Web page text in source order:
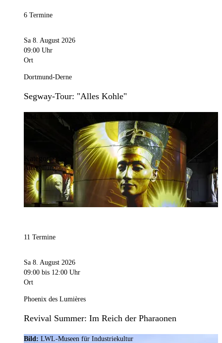
6 Termine
Sa 8. August 2026
09:00 Uhr
Ort
Dortmund-Derne
Segway-Tour: "Alles Kohle"
Culturespaces / Eric Spiller
Kategorie
Ausstellung
11 Termine
Sa 8. August 2026
09:00 bis 12:00 Uhr
Ort
Phoenix des Lumières
Revival Summer: Im Reich der Pharaonen
Bild: LWL-Museen für Industriekultur